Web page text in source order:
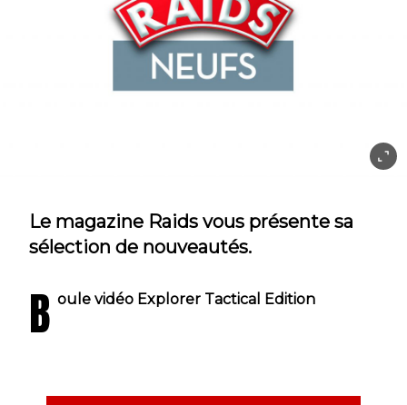
Le magazine Raids vous présente sa
sélection de nouveautés.
B oule vidéo Explorer Tactical Edition